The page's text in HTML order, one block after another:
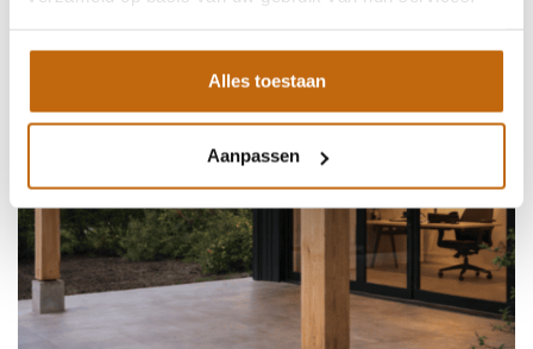
Alles toestaan
Aanpassen